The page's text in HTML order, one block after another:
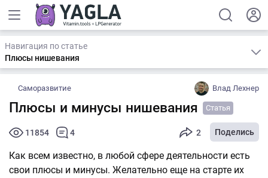
Навигация по статье
Плюсы нишевания
Саморазвитие Влад Лехнер
Плюсы и минусы нишевания Статья
11854 4 2 Поделись
Как всем известно, в любой сфере деятельности есть
свои плюсы и минусы. Желательно еще на старте их